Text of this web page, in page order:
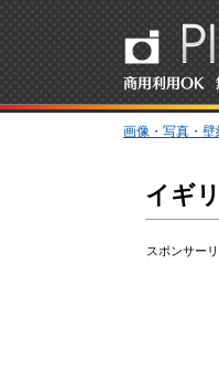
画像・写真・
イギ
スポンサー